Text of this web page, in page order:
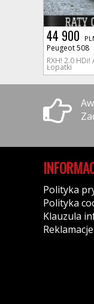
44 900
Peugeot 508
RXH! 2.0
Łopatki
Polityka
Polityka
Klauzula
Reklamacje